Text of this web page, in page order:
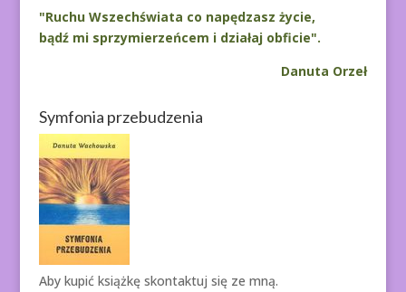
"Ruchu Wszechświata co napędzasz życie,
bądź mi sprzymierzeńcem i działaj obficie".
Danuta Orzeł
Symfonia przebudzenia
Aby kupić książkę skontaktuj się ze mną.